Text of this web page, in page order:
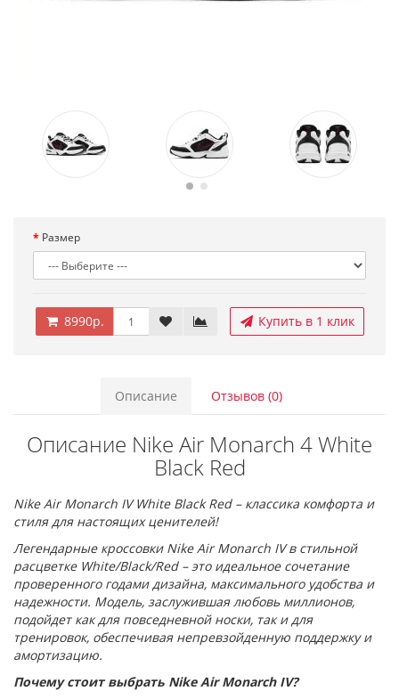
Размер
8990р. Купить в 1 клик
Описание Отзывов (0)
Описание Nike Air Monarch 4 White
Black Red
Nike Air Monarch IV White Black Red – классика комфорта и
стиля для настоящих ценителей!
Легендарные кроссовки Nike Air Monarch IV в стильной
расцветке White/Black/Red – это идеальное сочетание
проверенного годами дизайна, максимального удобства и
надежности. Модель, заслужившая любовь миллионов,
подойдет как для повседневной носки, так и для
тренировок, обеспечивая непревзойденную поддержку и
амортизацию.
Почему стоит выбрать Nike Air Monarch IV?